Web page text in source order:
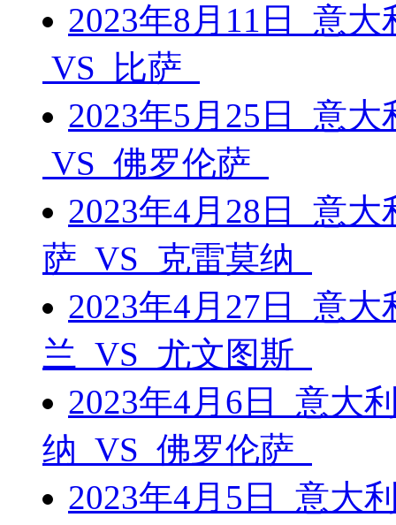
2023年8月11日 意
VS 比萨
2023年5月25日 意
VS 佛罗伦萨
2023年4月28日 意
萨 VS 克雷莫纳
2023年4月27日 意
兰 VS 尤文图斯
2023年4月6日 意大
纳 VS 佛罗伦萨
2023年4月5日 意大